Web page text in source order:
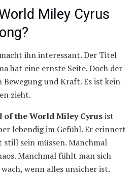
Miley Cyrus
ihn interessant. Der Titel
hat eine ernste Seite. Doch der
Bewegung und Kraft. Es ist kein
zieht.
of the World Miley Cyrusist
lebendig im Gefühl. Er erinnert
still sein müssen. Manchmal
Manchmal fühlt man sich
wenn alles unsicher ist.